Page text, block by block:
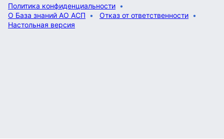
Политика конфиденциальности
О База знаний АО АСП
Отказ от ответственности
Настольная версия